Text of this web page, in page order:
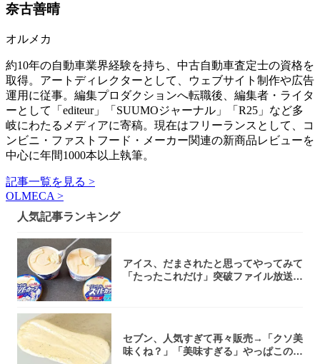
奈古善晴
オルメカ
約10年の自動車業界経験を持ち、中古自動車査定士の資格を
取得。アートディレクターとして、ウェブサイト制作や広告
運用に従事。編集プロダクションへ転職後、編集者・ライタ
ーとして「editeur」「SUUMOジャーナル」「R25」など多
岐にわたるメディアに寄稿。現在はフリーランスとして、コ
ンビニ・ファストフード・メーカー関連の新商品レビューを
中心に年間1000本以上執筆。
記事一覧を見る >
OLMECA >
人気記事ランキング
アイス、だまされたと思ってやってみて
「たったこれだけ」突破ファイル放送で
セブン、人気すぎて再々販売→「クソ美
味くね？」「美味すぎる」やっぱこのク